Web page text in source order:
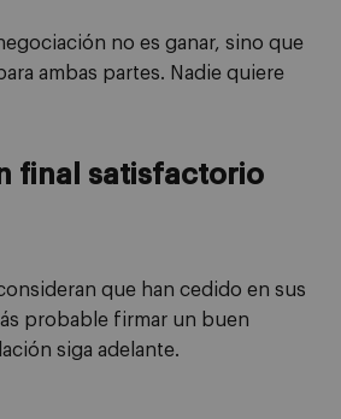
no es ganar, sino que
ambas partes. Nadie quiere
final satisfactorio
que han cedido en sus
probable firmar un buen
siga adelante.